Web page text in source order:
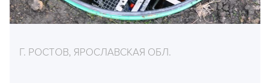
Г. РОСТОВ, ЯРОСЛАВСКАЯ ОБЛ.